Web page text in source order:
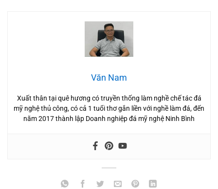
Văn Nam
Xuất thân tại quê hương có truyền thống làm nghề chế tác đá
mỹ nghệ thủ công, có cả 1 tuổi thơ gắn liền với nghề làm đá, đến
năm 2017 thành lập Doanh nghiệp đá mỹ nghệ Ninh Bình